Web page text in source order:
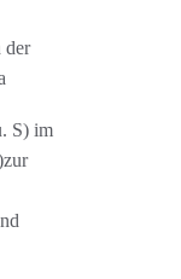
der
S) im